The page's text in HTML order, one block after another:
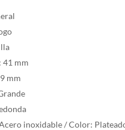
41 mm
mm
inoxidable / Color: